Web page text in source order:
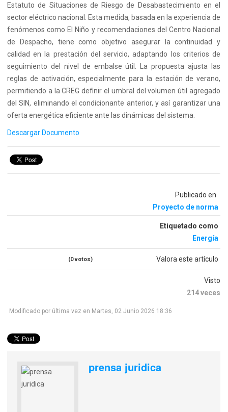
Publicado en
Proyecto de norma
Etiquetado como
Energía
Valora este artículo
(0 votos)
Visto
214 veces
Estatuto de Situaciones de Riesgo de Desabastecimiento en el
sector eléctrico nacional. Esta medida, basada en la experiencia de
fenómenos como El Niño y recomendaciones del Centro Nacional
de Despacho, tiene como objetivo asegurar la continuidad y
calidad en la prestación del servicio, adaptando los criterios de
seguimiento del nivel de embalse útil. La propuesta ajusta las
reglas de activación, especialmente para la estación de verano,
permitiendo a la CREG definir el umbral del volumen útil agregado
del SIN, eliminando el condicionante anterior, y así garantizar una
oferta energética eficiente ante las dinámicas del sistema.
Descargar Documento
Modificado por última vez en Martes, 02 Junio 2026 18:36
prensa juridica